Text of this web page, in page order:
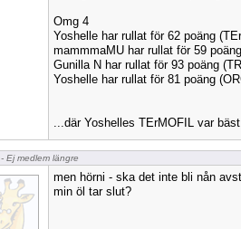
Omg 4
Yoshelle har rullat för 62 poäng
mammmaMU har rullat för 59
Gunilla N har rullat för 93 poäng
Yoshelle har rullat för 81 poäng
...där Yoshelles TErMOFIL var
- Ej medlem längre
men hörni - ska det inte bli nån
min öl tar slut?